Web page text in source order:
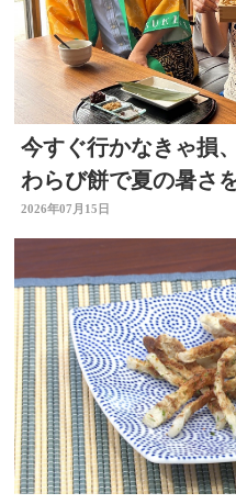
今すぐ行かなきゃ損
わらび餅で夏の暑さ
2026年07月15日